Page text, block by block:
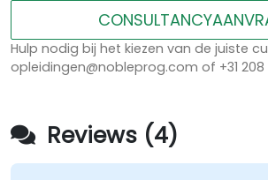
Hulp nodig bij het kiezen van de juiste
opleidingen@nobleprog.com of +31 208
Reviews (4)